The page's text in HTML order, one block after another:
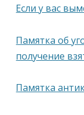
Если у вас
Памятка об
получение
Памятка